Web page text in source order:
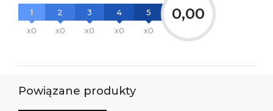
1
x0
2
x0
3
x0
4
x0
5
x0
0,00
Powiązane produkty